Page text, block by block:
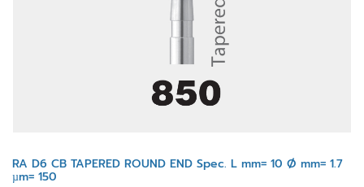
RA D6 CB TAPERED ROUND END Spec. L mm= 10 Ø mm= 1.7
µm= 150